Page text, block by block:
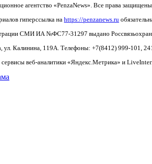
агентство «PenzaNews». Все права
гиперссылка на https://penzanews.ru
СМИ ИА №ФС77-31297 выдано
ул. Калинина, 119А. Телефоны: +7(8412) 999-101,
сервисы веб-аналитики «Яндекс.Метрика» и